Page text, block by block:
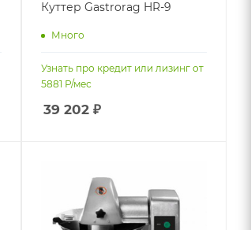
Куттер Gastrorag HR-9
Много
Узнать про кредит или лизинг от
5881 Р/мес
39 202 ₽